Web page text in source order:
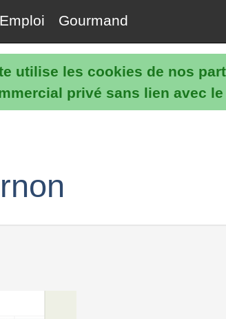
utilise les cookies de nos
privé sans lien avec
Emploi Gourmand